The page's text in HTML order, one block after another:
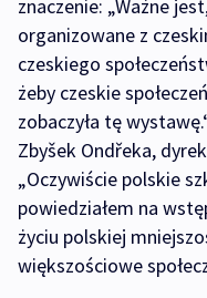
znaczenie: „Ważne
organizowane z
czeskiego
żeby czeskie
zobaczyła tę
Zbyšek Ondřeka,
„Oczywiście polskie
powiedziałem na
życiu polskiej
większościowe